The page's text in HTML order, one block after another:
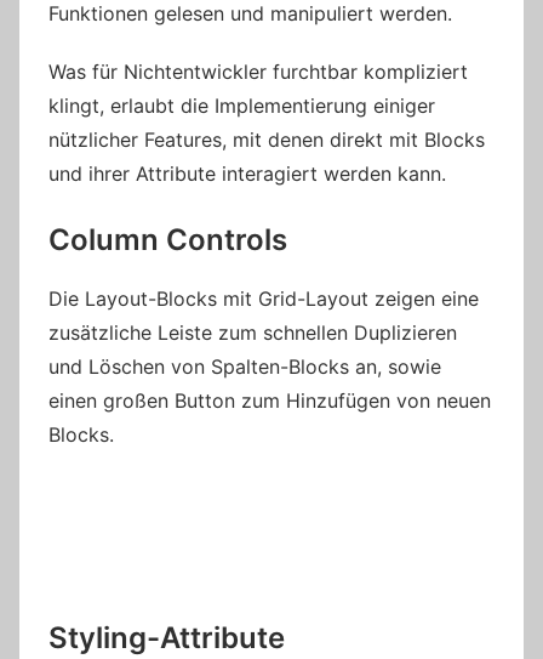
Funktionen gelesen und manipuliert werden.
Was für Nichtentwickler furchtbar kompliziert
klingt, erlaubt die Implementierung einiger
nützlicher Features, mit denen direkt mit Blocks
und ihrer Attribute interagiert werden kann.
Column Controls
Die Layout-Blocks mit Grid-Layout zeigen eine
zusätzliche Leiste zum schnellen Duplizieren
und Löschen von Spalten-Blocks an, sowie
einen großen Button zum Hinzufügen von neuen
Blocks.
Styling-Attribute